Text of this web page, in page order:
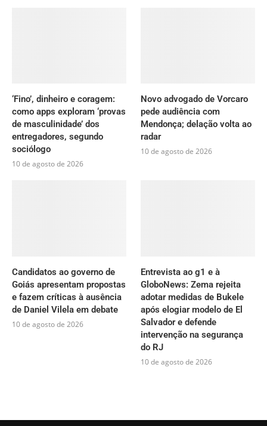
‘Fino’, dinheiro e coragem:
como apps exploram ‘provas
de masculinidade’ dos
entregadores, segundo
sociólogo
10 de agosto de 2026
Novo advogado de Vorcaro
pede audiência com
Mendonça; delação volta ao
radar
10 de agosto de 2026
Candidatos ao governo de
Goiás apresentam propostas
e fazem críticas à ausência
de Daniel Vilela em debate
10 de agosto de 2026
Entrevista ao g1 e à
GloboNews: Zema rejeita
adotar medidas de Bukele
após elogiar modelo de El
Salvador e defende
intervenção na segurança
do RJ
10 de agosto de 2026